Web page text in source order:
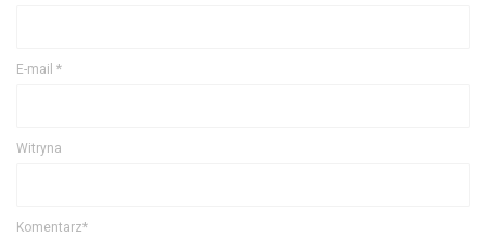
E-mail *
Witryna
Komentarz*